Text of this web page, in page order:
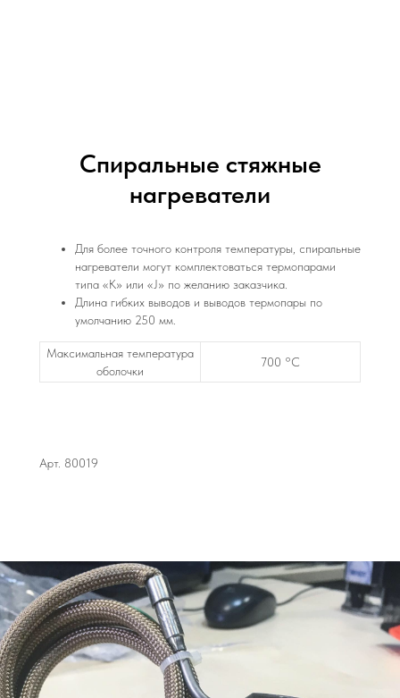
Спиральные стяжные
нагреватели
Для более точного контроля температуры, спиральные
нагреватели могут комплектоваться термопарами
типа «К» или «J» по желанию заказчика.
Длина гибких выводов и выводов термопары по
умолчанию 250 мм.
Максимальная температура
оболочки
700 °C
Арт. 80019